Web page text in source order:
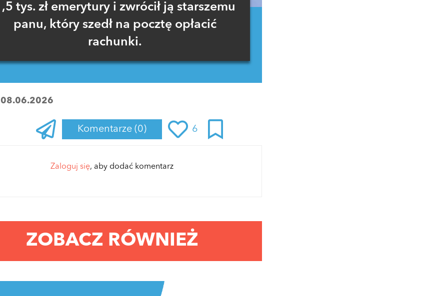
tys. zł emerytury i zwrócił ją starszemu
panu, który szedł na pocztę opłacić
rachunki.
08.06.2026
Komentarze (0) 6
Zaloguj się, aby dodać komentarz
ZOBACZ RÓWNIEŻ